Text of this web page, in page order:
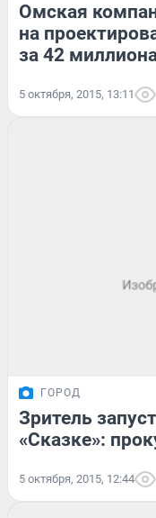
Омская
на
за 42
5 октября, 2015, 13:11
ГОРОД
Зритель
«Сказке»:
5 октября, 2015, 12:44